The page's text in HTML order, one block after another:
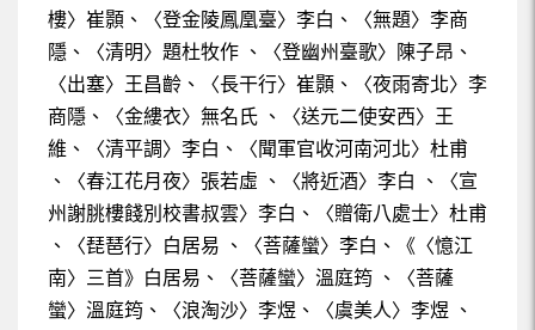
樓〉崔顥、〈登金陵鳳凰臺〉李白、〈無題〉李商
隱、〈清明〉題杜牧作 、〈登幽州臺歌〉陳子昂、
〈出塞〉王昌齡、〈長干行〉崔顥、〈夜雨寄北〉李
商隱、〈金縷衣〉無名氏 、〈送元二使安西〉王
維、〈清平調〉李白、〈聞軍官收河南河北〉杜甫
、〈春江花月夜〉張若虛 、〈將近酒〉李白 、〈宣
州謝朓樓餞別校書叔雲〉李白、〈贈衛八處士〉杜甫
、〈琵琶行〉白居易 、〈菩薩蠻〉李白、《〈憶江
南〉三首》白居易、〈菩薩蠻〉溫庭筠 、〈菩薩
蠻〉溫庭筠、〈浪淘沙〉李煜、〈虞美人〉李煜 、